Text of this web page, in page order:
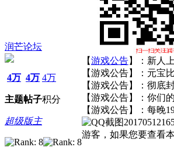
润芒论坛
4万
主题
4万
帖子
4万
积分
超级版主
【游戏公告】：新人
【游戏公告】：元宝
【游戏公告】：彻底
【游戏公告】：你们
【游戏公告】：每晚
游客，如果您要查看